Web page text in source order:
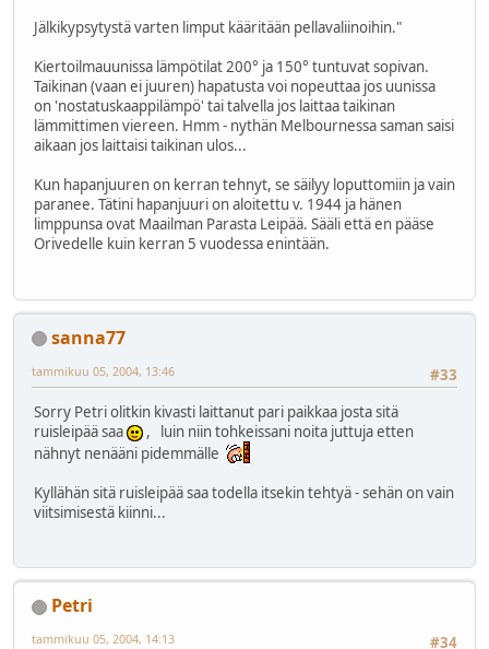
Jälkikypsytystä varten limput kääritään pellavaliinoihin."
Kiertoilmauunissa lämpötilat 200° ja 150° tuntuvat sopivan.
Taikinan (vaan ei juuren) hapatusta voi nopeuttaa jos uunissa
on 'nostatuskaappilämpö' tai talvella jos laittaa taikinan
lämmittimen viereen. Hmm - nythän Melbournessa saman saisi
aikaan jos laittaisi taikinan ulos...
Kun hapanjuuren on kerran tehnyt, se säilyy loputtomiin ja vain
paranee. Tätini hapanjuuri on aloitettu v. 1944 ja hänen
limppunsa ovat Maailman Parasta Leipää. Sääli että en pääse
Orivedelle kuin kerran 5 vuodessa enintään.
sanna77
#33
tammikuu 05, 2004, 13:46
Sorry Petri olitkin kivasti laittanut pari paikkaa josta sitä
ruisleipää saa
, luin niin tohkeissani noita juttuja etten
nähnyt nenääni pidemmälle
Kyllähän sitä ruisleipää saa todella itsekin tehtyä - sehän on vain
viitsimisestä kiinni...
Petri
#34
tammikuu 05, 2004, 14:13